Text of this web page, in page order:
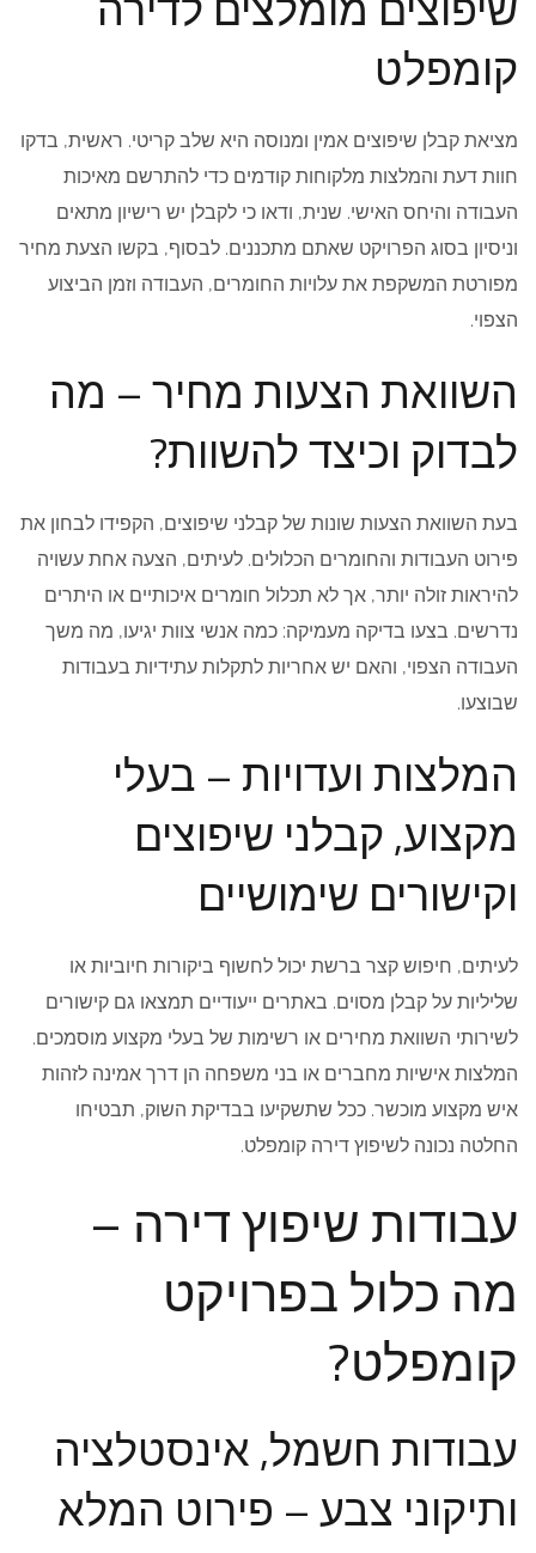
קומפלט
מציאת קבלן שיפוצים אמין ומנוסה היא שלב קריטי. ראשית, בדקו
חוות דעת והמלצות מלקוחות קודמים כדי להתרשם מאיכות
העבודה והיחס האישי. שנית, ודאו כי לקבלן יש רישיון מתאים
וניסיון בסוג הפרויקט שאתם מתכננים. לבסוף, בקשו הצעת מחיר
מפורטת המשקפת את עלויות החומרים, העבודה וזמן הביצוע
הצפוי.
השוואת הצעות מחיר – מה
לבדוק וכיצד להשוות?
בעת השוואת הצעות שונות של קבלני שיפוצים, הקפידו לבחון את
פירוט העבודות והחומרים הכלולים. לעיתים, הצעה אחת עשויה
להיראות זולה יותר, אך לא תכלול חומרים איכותיים או היתרים
נדרשים. בצעו בדיקה מעמיקה: כמה אנשי צוות יגיעו, מה משך
העבודה הצפוי, והאם יש אחריות לתקלות עתידיות בעבודות
שבוצעו.
המלצות ועדויות – בעלי
מקצוע, קבלני שיפוצים
וקישורים שימושיים
לעיתים, חיפוש קצר ברשת יכול לחשוף ביקורות חיוביות או
שליליות על קבלן מסוים. באתרים ייעודיים תמצאו גם קישורים
לשירותי השוואת מחירים או רשימות של בעלי מקצוע מוסמכים.
המלצות אישיות מחברים או בני משפחה הן דרך אמינה לזהות
איש מקצוע מוכשר. ככל שתשקיעו בבדיקת השוק, תבטיחו
החלטה נכונה לשיפוץ דירה קומפלט.
עבודות שיפוץ דירה –
מה כלול בפרויקט
קומפלט?
עבודות חשמל, אינסטלציה
ותיקוני צבע – פירוט המלא